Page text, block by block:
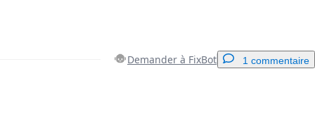
Demander à FixBot 1 commentaire